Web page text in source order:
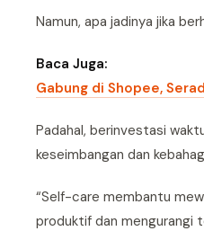
Namun, apa jadinya jika
Baca Juga:
Gabung di Shopee,
Padahal, berinvestasi
keseimbangan dan
“Self-care membantu
produktif dan mengurangi